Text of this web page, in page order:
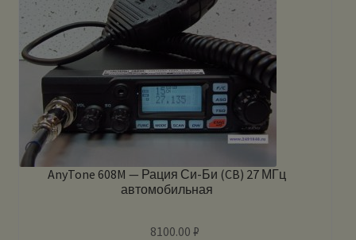
AnyTone 608M — Рация Си-Би (CB) 27 МГц
автомобильная
8100.00₽